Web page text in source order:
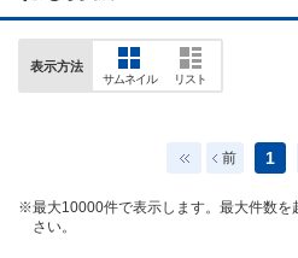
表示方法
サムネイル リスト
前 1
※最大10000件で表示します。最大件数を
さい。